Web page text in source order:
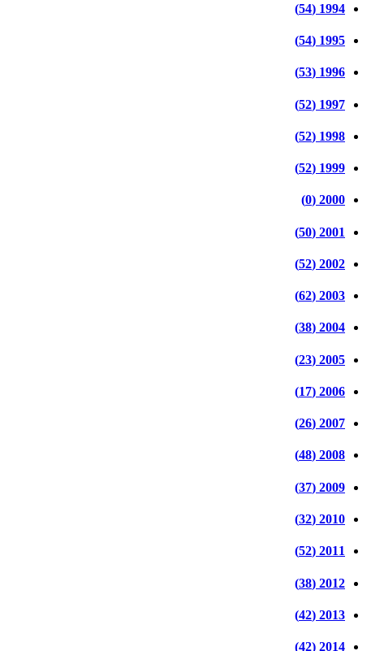
1994 (54)
1995 (54)
1996 (53)
1997 (52)
1998 (52)
1999 (52)
2000 (0)
2001 (50)
2002 (52)
2003 (62)
2004 (38)
2005 (23)
2006 (17)
2007 (26)
2008 (48)
2009 (37)
2010 (32)
2011 (52)
2012 (38)
2013 (42)
2014 (42)